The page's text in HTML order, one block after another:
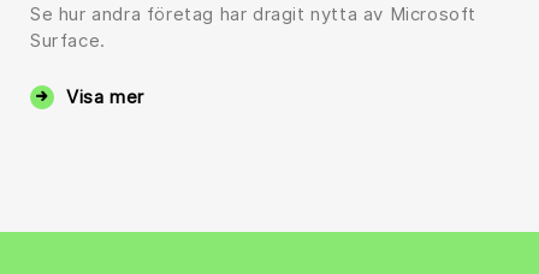
Se hur andra företag har dragit nytta av Microsoft
Surface.
Visa mer